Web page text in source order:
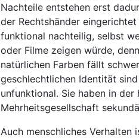
Nachteile entstehen erst
der Rechtshänder
funktional nachteilig, selbst
oder Filme zeigen würde,
natürlichen Farben fällt
geschlechtlichen Identität
unfunktional. Sie haben in der
Mehrheitsgesellschaft
Auch menschliches Verhalten